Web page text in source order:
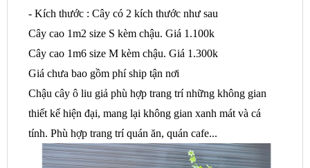
- Kích thước : Cây có 2 kích thước như sau
Cây cao 1m2 size S kèm chậu. Giá 1.100k
Cây cao 1m6 size M kèm chậu. Giá 1.300k
Giá chưa bao gồm phí ship tận nơi
Chậu cây ô liu giả phù hợp trang trí những không gian
thiết kế hiện đại, mang lại không gian xanh mát và cá
tính. Phù hợp trang trí quán ăn, quán cafe...